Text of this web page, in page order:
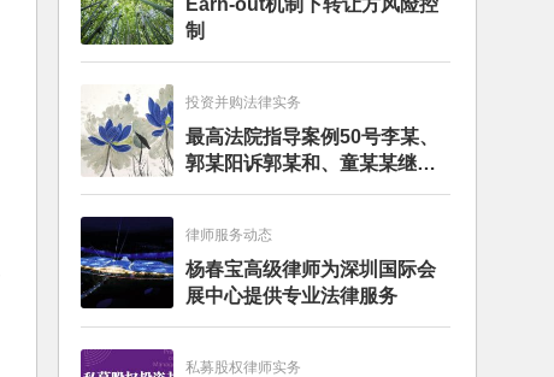
Earn-out机制下转让方风险控
制
投资并购法律实务
最高法院指导案例50号李某、
郭某阳诉郭某和、童某某继承
纠纷案
律师服务动态
杨春宝高级律师为深圳国际会
展中心提供专业法律服务
私募股权律师实务